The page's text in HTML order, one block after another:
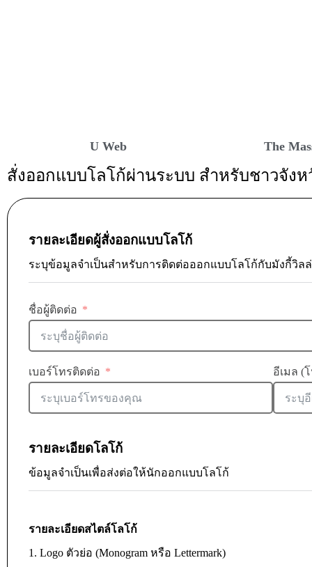
U Web The
สั่งออกแบบโลโก้ผ่านระบบ สำหรับชาวจัง
รายละเอียดผู้สั่งออกแบบโลโก้
ระบุข้อมูลจำเป็นสำหรับการติดต่อออกแบบโลโก้กับมังกี้วิล
ชื่อผู้ติดต่อ
เบอร์โทรติดต่อ อีเมล (
รายละเอียดโลโก้
ข้อมูลจำเป็นเพื่อส่งต่อให้นักออกแบบโลโก้
รายละเอียดสไตล์โลโก้
1. Logo ตัวย่อ (Monogram หรือ Lettermark)